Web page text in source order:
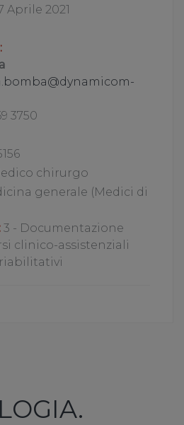
Aprile 2021
3750
chirurgo
generale (Medici di
3 - Documentazione
clinico-assistenziali